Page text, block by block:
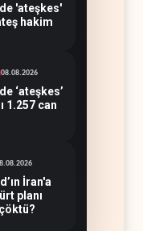
'ateşkes'
hakim
08.08.2026
‘ateşkes’
1.257 can
İran'a
planı